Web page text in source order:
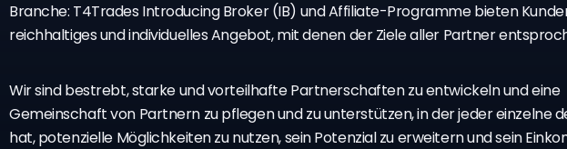
Branche: T4Trades Introducing Broker (IB) und Affiliate-Programme bieten
reichhaltiges und individuelles Angebot, mit denen der Ziele aller Partner
Wir sind bestrebt, starke und vorteilhafte Partnerschaften zu entwickeln und eine
Gemeinschaft von Partnern zu pflegen und zu unterstützen, in der jeder einzelne
hat, potenzielle Möglichkeiten zu nutzen, sein Potenzial zu erweitern und sein